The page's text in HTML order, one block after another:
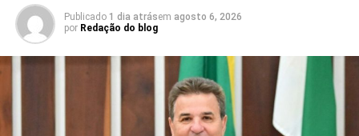
Publicado 1 dia atrásem agosto 6, 2026
por Redação do blog